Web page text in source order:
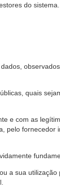
do
quais
e com as
pelo
a sua